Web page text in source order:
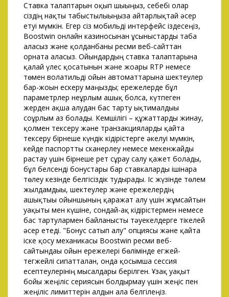
Ставка талаптарын оқып шығыңыз, себебі олар
сіздің нақты табыстылығыңызға айтарлықтай әсер
етуі мүмкін. Егер сіз мобильді интерфейс іздесеңіз,
Boostwin онлайн казиносынан ұсыныстарды таба
аласыз және қолданбаны ресми веб-сайттан
орната аласыз. Ойындардың ставка талаптарына
қалай үлес қосатынын және жоғары RTP немесе
төмен волатильді ойын автоматтарына шектеулер
бар-жоғын ескеру маңызды; ережелерде бұл
параметрлер неғұрлым ашық болса, күтпеген
жерден ақша алудан бас тарту ықтималдығы
соғұрлым аз болады. Кемшілігі – құжаттарды жинау,
қолмен тексеру және транзакцияларды қайта
тексеру бірнеше күндік кідірістерге әкелуі мүмкін,
кейде паспортты сканерлеу немесе мекенжайды
растау үшін бірнеше рет сұрау салу қажет болады,
бұл белсенді бонустары бар ставкаларды ішінара
төлеу кезінде белгісіздік тудырады. Іс жүзінде төлем
жылдамдығы, шектеулер және ережелердің
ашықтығы ойыншының қаражат алу үшін жұмсайтын
уақыты мен күшіне, сондай-ақ кідірістермен немесе
бас тартулармен байланысты тәуекелдерге тікелей
әсер етеді. "Бонус сатып алу" опциясы және қайта
іске қосу механикасы Boostwin ресми веб-
сайтындағы ойын ережелері бөлімінде егжей-
тегжейлі сипатталған, онда қосымша сессия
есептеулерінің мысалдары берілген. Ұзақ уақыт
бойы жеңіліс сериясын болдырмау үшін жеңіс пен
жеңіліс лимиттерін алдын ала белгілеңіз.